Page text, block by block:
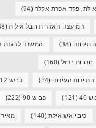
פקד אפרת אקלר (94)
המועצה האזורית חבל אילות(48)
תיכונה (38) המשרד להגנת
חרבות ברזל (160)
העירוני (34) כביש 12
40
(121) כביש 90 (222)
כיבוי אש אילת(140) מאיר